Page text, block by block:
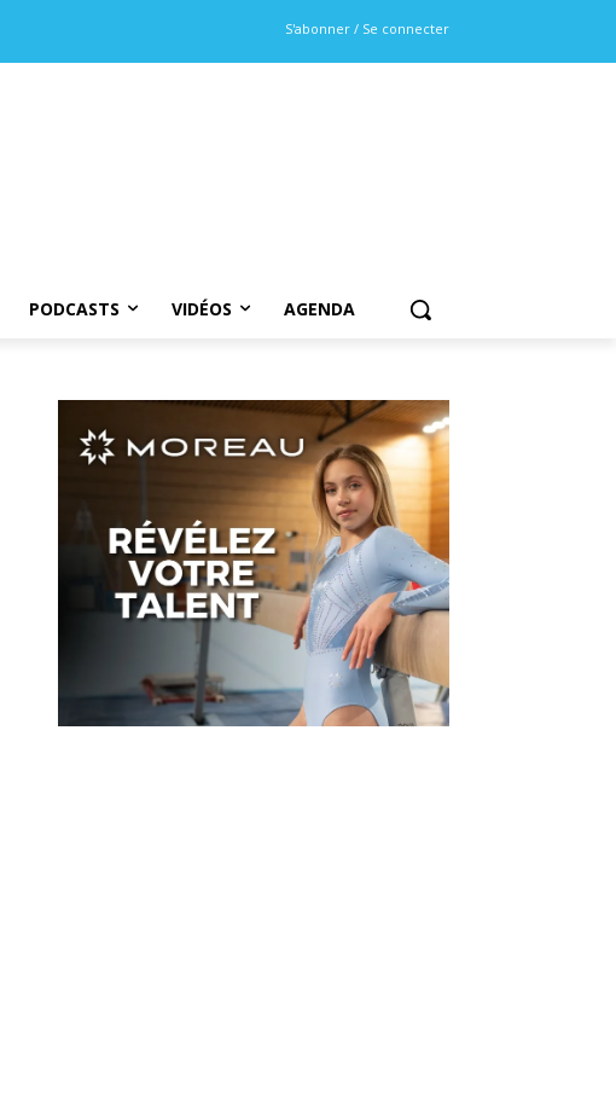
S'abonner / Se connecter
PODCASTS VIDÉOS AGENDA